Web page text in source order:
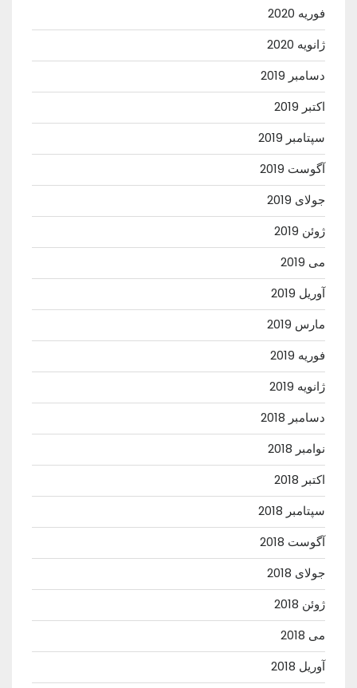
فوریه 2020
ژانویه 2020
دسامبر 2019
اکتبر 2019
سپتامبر 2019
آگوست 2019
جولای 2019
ژوئن 2019
می 2019
آوریل 2019
مارس 2019
فوریه 2019
ژانویه 2019
دسامبر 2018
نوامبر 2018
اکتبر 2018
سپتامبر 2018
آگوست 2018
جولای 2018
ژوئن 2018
می 2018
آوریل 2018